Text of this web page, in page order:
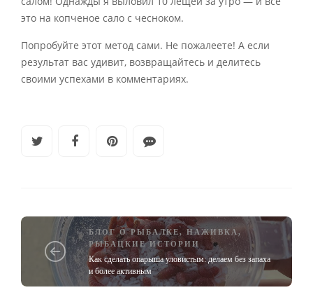
это на копченое сало с чесноком.
Попробуйте этот метод сами. Не пожалеете! А если
результат вас удивит, возвращайтесь и делитесь
своими успехами в комментариях.
БЛОГ О РЫБАЛКЕ, НАЖИВКА ,
РЫБАЦКИЕ ИСТОРИИ
Как сделать опарыша уловистым: делаем без запаха
и более активным